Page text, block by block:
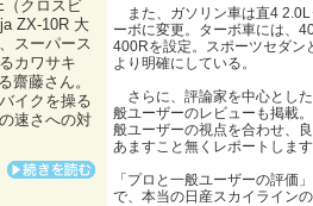
クロスビ
ZX-10R 大
スーパース
カワサキ
齋藤さん。
イクを操る
速さへの対
また、ガソリン車は直4 2.0L
ーボに変更。ターボ車には、
400Rを設定。スポーツセダン
より明確にしている。
さらに、評論家を中心とし
般ユーザーのレビューも掲載
般ユーザーの視点を合わせ、
あますこと無くレポートします
「プロと一般ユーザーの評価
で、本当の日産スカイライン